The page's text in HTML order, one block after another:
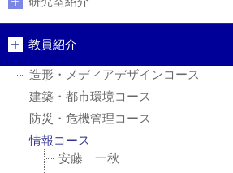
教員紹介
造形・メディアデザインコース
建築・都市環境コース
防災・危機管理コース
情報コース
安藤 一秋